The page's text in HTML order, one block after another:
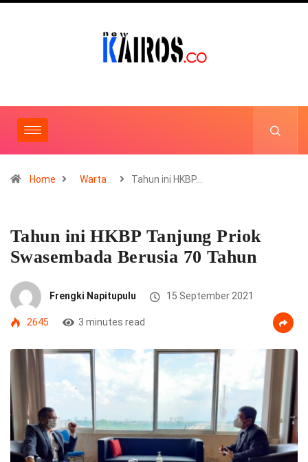
Home Warta Tahun ini HKBP…
Tahun ini HKBP Tanjung Priok
Swasembada Berusia 70 Tahun
Frengki Napitupulu 15 September 2021
2645 3 minutes read